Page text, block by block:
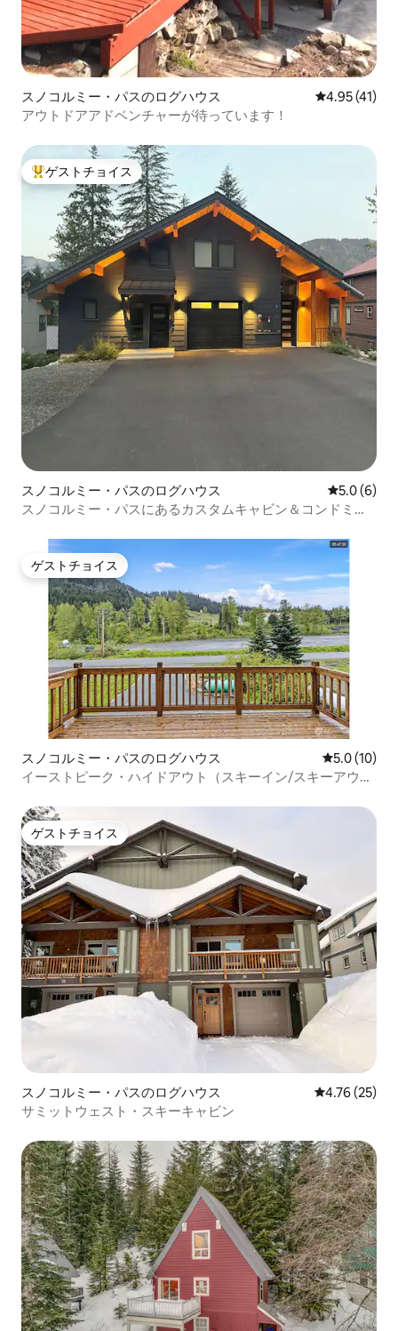
スノコルミー・パスのログハウス レビュー41
4.95 (41)
アウトドアアドベンチャーが待っています！
大好評のゲストチョイスです。
ゲストチョイス
スノコルミー・パスのログハウス レビュー6
5.0 (6)
スノコルミー・パスにあるカスタムキャビン＆コンドミニ
ゲストチョイス
ゲストチョイス
スノコルミー・パスのログハウス レビュー10
5.0 (10)
イーストピーク・ハイドアウト（スキーイン/スキーアウ
ゲストチョイス
ゲストチョイス
スノコルミー・パスのログハウス レビュー25
4.76 (25)
サミットウェスト・スキーキャビン